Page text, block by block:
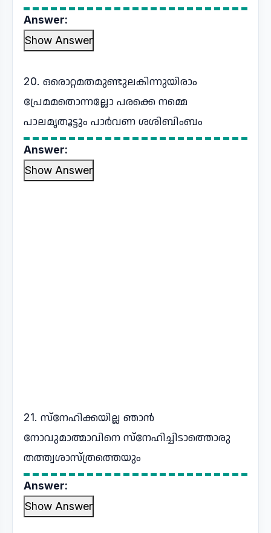
Answer:
Show Answer
20. ഒരൊറ്റമതമുണ്ടുലകിന്നുയിരാം
പ്രേമമതൊന്നല്ലോ പരക്കെ നമ്മെ
പാലമൃതൂട്ടും പാര്‍വണ ശശിബിംബം
Answer:
Show Answer
21. സ്‌നേഹിക്കയില്ല ഞാന്‍
നോവുമാത്മാവിനെ സ്‌നേഹിച്ചിടാത്തൊരു
തത്ത്വശാസ്ത്രത്തെയും
Answer:
Show Answer